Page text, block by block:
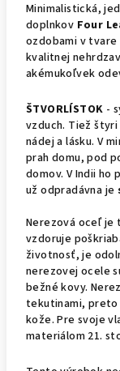
Minimalistická,
doplnkov Four
ozdobami v
kvalitnej
akémukoľvek
ŠTVORLÍSTOK -
vzduch. Tiež
nádej a lásku. V
prah domu, pod
domov. V Indii ho
už odpradávna je
Nerezová oceľ
vzdoruje
životnosť, je
nerezovej ocele
bežné kovy.
tekutinami, preto
kože. Pre svoje
materiálom 21.